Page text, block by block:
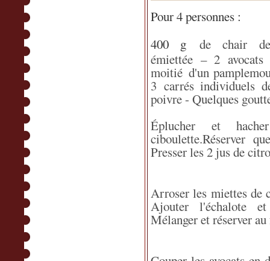
Pour 4 personnes :
400 g de chair
émiettée – 2
moitié d'un
3 carrés individuels
poivre - Quelques
Éplucher et
ciboulette.Réserver
Presser les 2 jus de
Arroser les miettes de
Ajouter l'échalote
Mélanger et réserver